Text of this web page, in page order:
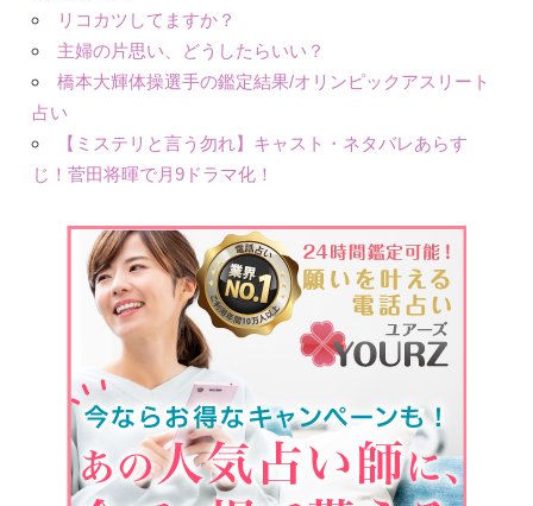
リコカツしてますか？
主婦の片思い、どうしたらいい？
橋本大輝体操選手の鑑定結果/オリンピックアスリート
占い
【ミステリと言う勿れ】キャスト・ネタバレあらす
じ！菅田将暉で月9ドラマ化！